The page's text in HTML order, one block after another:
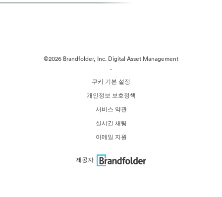
©2026 Brandfolder, Inc. Digital Asset Management
·
쿠키 기본 설정
개인정보 보호정책
서비스 약관
실시간 채팅
이메일 지원
제공자